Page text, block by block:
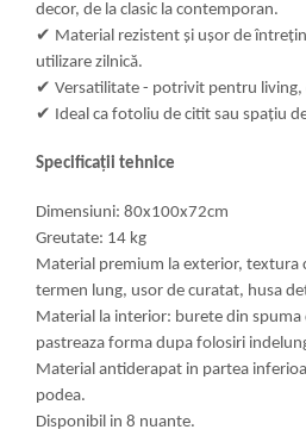
decor, de la clasic la contemporan.
✔ Material rezistent și ușor de
utilizare zilnică.
✔ Versatilitate - potrivit pentru
✔ Ideal ca fotoliu de citit sau spațiu
Specificații tehnice
Dimensiuni: 80x100x72cm
Greutate: 14 kg
Material premium la exterior, textura
termen lung, usor de curatat, husa
Material la interior: burete din spuma
pastreaza forma dupa folosiri
Material antiderapat in partea
podea.
Disponibil in 8 nuante.